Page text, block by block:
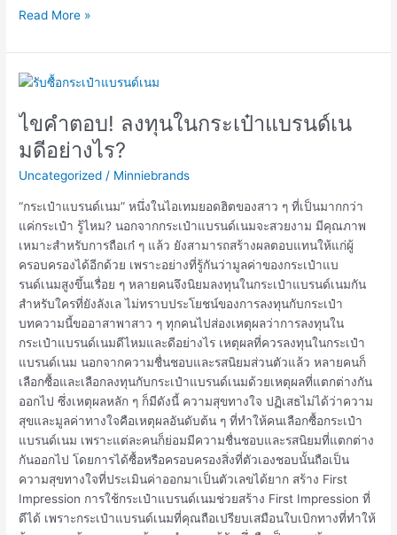
Read More »
ไขคำตอบ! ลงทุนในกระเป๋าแบรนด์เน
มดีอย่างไร?
Uncategorized / Minniebrands
“กระเป๋าแบรนด์เนม” หนึ่งในไอเทมยอดฮิตของสาว ๆ ที่เป็นมากกว่า
แค่กระเป๋า รู้ไหม? นอกจากกระเป๋าแบรนด์เนมจะสวยงาม มีคุณภาพ
เหมาะสำหรับการถือเก๋ ๆ แล้ว ยังสามารถสร้างผลตอบแทนให้แก่ผู้
ครอบครองได้อีกด้วย เพราะอย่างที่รู้กันว่ามูลค่าของกระเป๋าแบ
รนด์เนมสูงขึ้นเรื่อย ๆ หลายคนจึงนิยมลงทุนในกระเป๋าแบรนด์เนมกัน
สำหรับใครที่ยังลังเล ไม่ทราบประโยชน์ของการลงทุนกับกระเป๋า
บทความนี้ขออาสาพาสาว ๆ ทุกคนไปส่องเหตุผลว่าการลงทุนใน
กระเป๋าแบรนด์เนมดีไหมและดีอย่างไร เหตุผลที่ควรลงทุนในกระเป๋า
แบรนด์เนม นอกจากความชื่นชอบและรสนิยมส่วนตัวแล้ว หลายคนก็
เลือกซื้อและเลือกลงทุนกับกระเป๋าแบรนด์เนมด้วยเหตุผลที่แตกต่างกัน
ออกไป ซึ่งเหตุผลหลัก ๆ ก็มีดังนี้ ความสุขทางใจ ปฏิเสธไม่ได้ว่าความ
สุขและมูลค่าทางใจคือเหตุผลอันดับต้น ๆ ที่ทำให้คนเลือกซื้อกระเป๋า
แบรนด์เนม เพราะแต่ละคนก็ย่อมมีความชื่นชอบและรสนิยมที่แตกต่าง
กันออกไป โดยการได้ซื้อหรือครอบครองสิ่งที่ตัวเองชอบนั้นถือเป็น
ความสุขทางใจที่ประเมินค่าออกมาเป็นตัวเลขได้ยาก สร้าง First
Impression การใช้กระเป๋าแบรนด์เนมช่วยสร้าง First Impression ที่
ดีได้ เพราะกระเป๋าแบรนด์เนมที่คุณถือเปรียบเสมือนใบเบิกทางที่ทำให้
ไข
ตอบ!
ลงทุน
ใน
กระเป๋า